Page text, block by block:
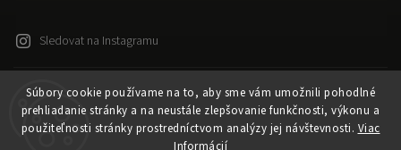
Súbory cookie používame na to, aby sme vám umožnili pohodlné
prehliadanie stránky a na neustále zlepšovanie funkčnosti, výkonu a
použiteľnosti stránky prostredníctvom analýzy jej návštevnosti. Viac
Informácií
Sledovat na Instagramu
Copyright 2026Released. Všechna práva vyhrazena.
Upravit nastavení cookies
Shoptet| Design